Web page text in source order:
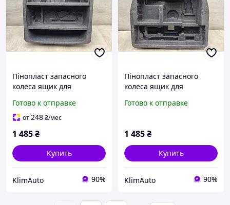
Пінопласт запасного
колеса ящик для
багажника Toyota Auris
E180 2 (2012-2018) 64777-
Готово к отправке
от248₴/мес
1 485₴
Купить
KlimAuto 90%
Пінопласт запасного
колеса ящик для
багажника Toyota Auris
Готово к отправке
1 485₴
Купить
KlimAuto 90%